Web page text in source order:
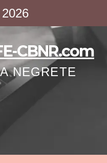
CBNR.com
NEGRETE